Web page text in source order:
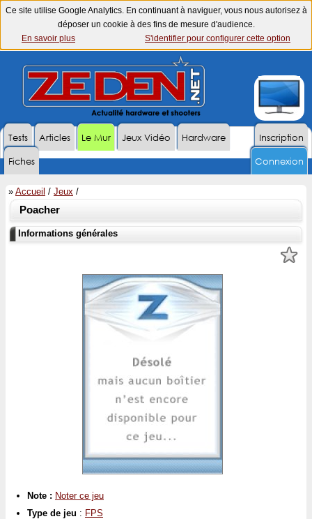
Ce site utilise Google Analytics. En continuant à naviguer, vous nous autorisez à
déposer un cookie à des fins de mesure d'audience.
En savoir plus
S'identifier pour configurer cette option
Inscription
Tests Articles Le Mur Jeux Vidéo
Hardware
Fiches
Connexion
» Accueil / Jeux /
Poacher
Informations générales
Note : Noter ce jeu
Type de jeu : FPS